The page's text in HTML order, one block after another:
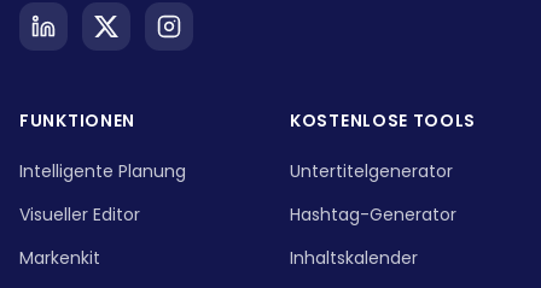
FUNKTIONEN
Intelligente Planung
Visueller Editor
Markenkit
KOSTENLOSE TOOLS
Untertitelgenerator
Hashtag-Generator
Inhaltskalender